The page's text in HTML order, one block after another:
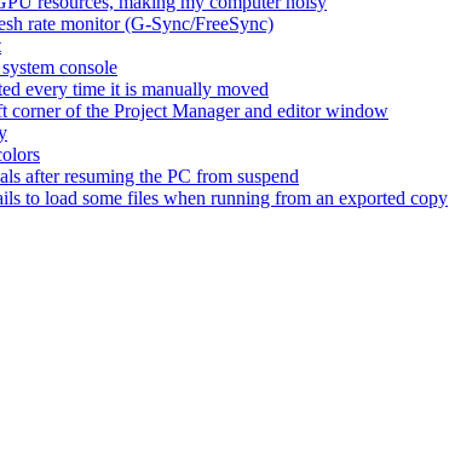
rate monitor (G-Sync/FreeSync)
console
every time it is manually moved
corner of the Project Manager and editor window
after resuming the PC from suspend
to load some files when running from an exported copy